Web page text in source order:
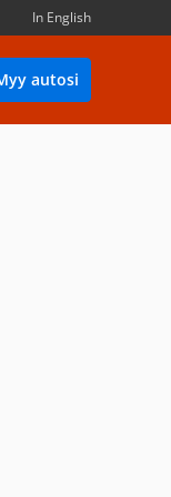
In English
autosi